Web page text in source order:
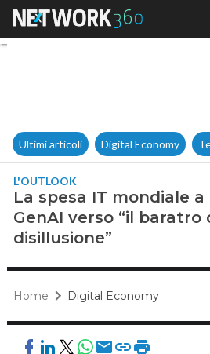
La spesa
Ultimi articoli Digital Economy
L'OUTLOOK
La spesa IT mondiale a
GenAI verso “il baratro
disillusione”
Home Digital Economy